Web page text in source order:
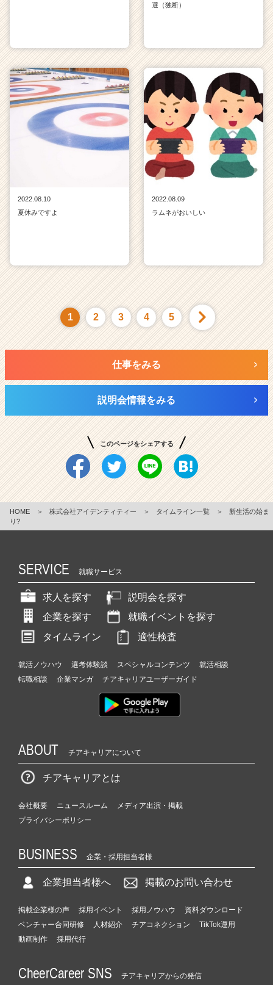
選（独断）
2022.08.10
夏休みですよ
2022.08.09
ラムネがおいしい
1 2 3 4 5
仕事をみる
説明会情報をみる
このページをシェアする
HOME ＞ 株式会社アイデンティティー ＞ タイムライン一覧 ＞
新生活の始ま
り?
SERVICE 就職サービス
求人を探す
説明会を探す
企業を探す
就職イベントを探す
タイムライン
適性検査
就活ノウハウ 選考体験談 スペシャルコンテンツ
就活相談
転職相談
企業マンガ チアキャリアユーザーガイド
ABOUT チアキャリアについて
チアキャリアとは
会社概要 ニュースルーム
メディア出演・掲載
プライバシーポリシー
BUSINESS 企業・採用担当者様
企業担当者様へ 掲載のお問い合わせ
掲載企業様の声 採用イベント 採用ノウハウ
資料ダウンロード
ベンチャー合同研修
人材紹介 チアコネクション
TikTok運用
動画制作
採用代行
CheerCareer SNS チアキャリアからの発信